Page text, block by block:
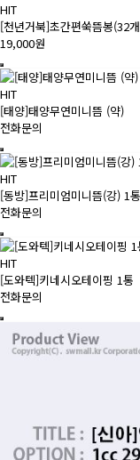
HIT
[천년거북]초간편쑥뜸봉(32
19,000원
HIT
[태양]태양무연미니뜸 (약)
전화문의
HIT
[동방]프리미엄미니뜸(강) 1통
전화문의
HIT
[도와텍]키네시오테이핑 1통
전화문의